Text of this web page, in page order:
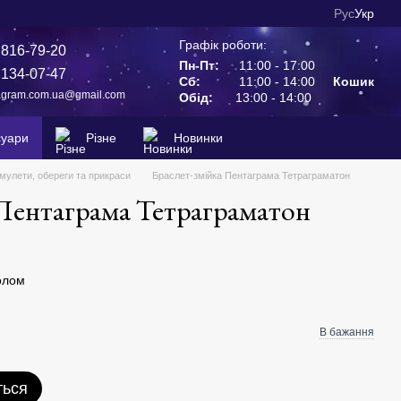
РусУкр
79-20
07-47
Графік роботи:
Пн-Пт:
11:00 - 17:00
Сб:
11:00 - 14:00
Обід:
13:00 - 14:00
Кошик
Різне Новинки
обереги та прикраси Браслет-змійка Пентаграма Тетраграматон
Тетраграматон
В бажання